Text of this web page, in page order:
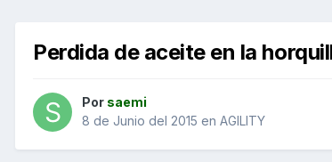
Perdida de aceite en la
Por saemi
8 de Junio del 2015 en AGILITY